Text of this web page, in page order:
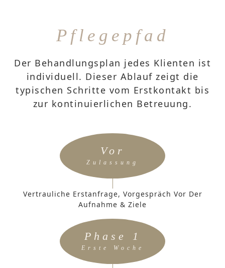
Pflegepfad
Der Behandlungsplan jedes Klienten ist
individuell. Dieser Ablauf zeigt die
typischen Schritte vom Erstkontakt bis
zur kontinuierlichen Betreuung.
Vor
Zulassung
Vertrauliche Erstanfrage, Vorgespräch Vor Der
Aufnahme & Ziele
Phase 1
Erste Woche